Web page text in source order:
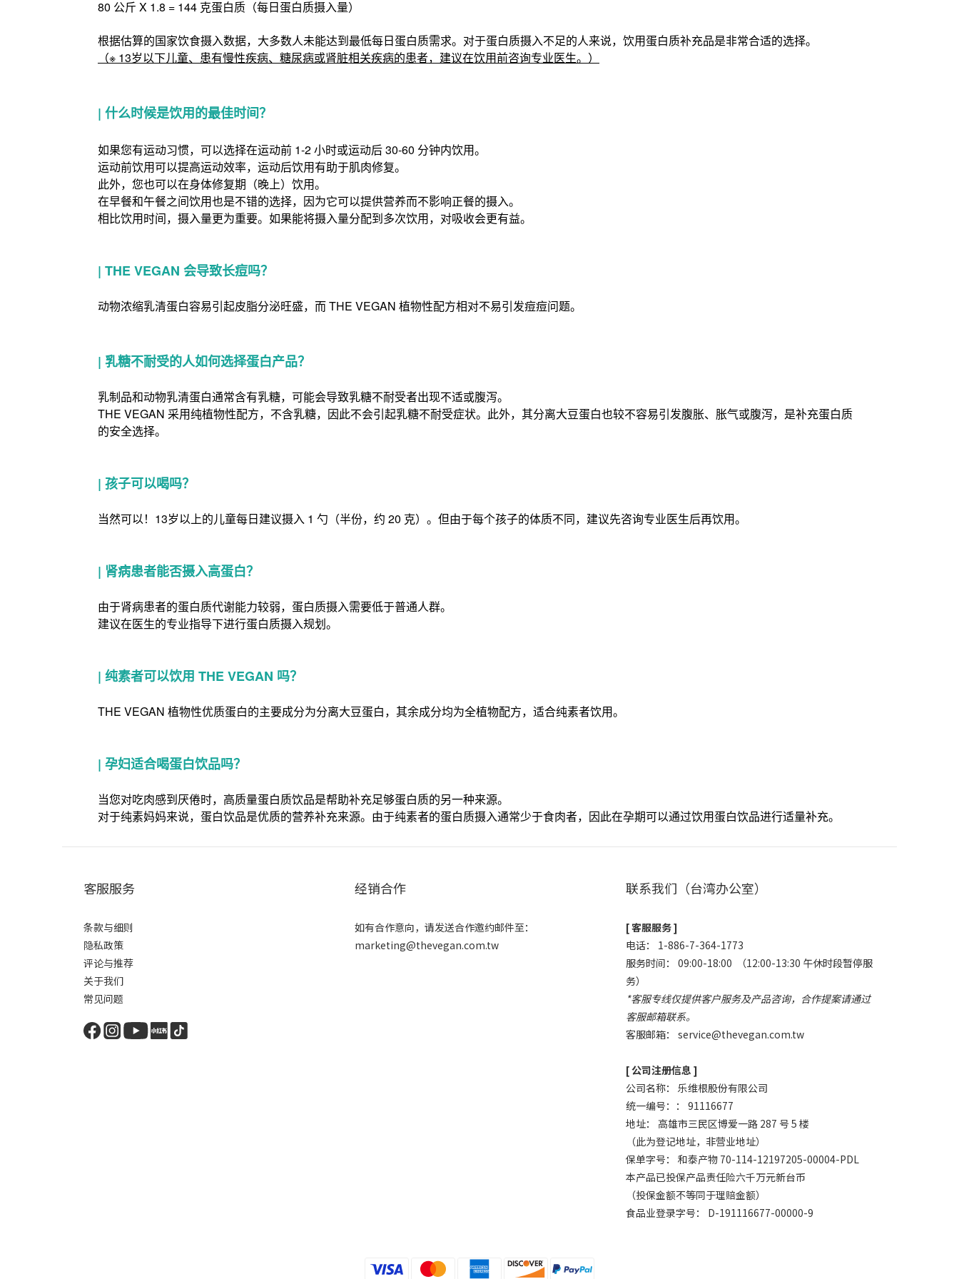
80 公斤 X 1.8 = 144 克蛋白质（每日蛋白质摄入量）
根据估算的国家饮食摄入数据，大多数人未能达到最低每日蛋白质需求。对于蛋白质摄入不足的人来说，饮用蛋白质补充品是非常合适的选择。
（※ 13岁以下儿童、患有慢性疾病、糖尿病或肾脏相关疾病的患者，建议在饮用前咨询专业医生。）
| 什么时候是饮用的最佳时间？
如果您有运动习惯，可以选择在运动前 1-2 小时或运动后 30-60 分钟内饮用。
运动前饮用可以提高运动效率，运动后饮用有助于肌肉修复。
此外，您也可以在身体修复期（晚上）饮用。
在早餐和午餐之间饮用也是不错的选择，因为它可以提供营养而不影响正餐的摄入。
相比饮用时间，摄入量更为重要。如果能将摄入量分配到多次饮用，对吸收会更有益。
| THE VEGAN 会导致长痘吗？
动物浓缩乳清蛋白容易引起皮脂分泌旺盛，而 THE VEGAN 植物性配方相对不易引发痘痘问题。
| 乳糖不耐受的人如何选择蛋白产品？
乳制品和动物乳清蛋白通常含有乳糖，可能会导致乳糖不耐受者出现不适或腹泻。
THE VEGAN 采用纯植物性配方，不含乳糖，因此不会引起乳糖不耐受症状。此外，其分离大豆蛋白也较不容易引发腹胀、胀气或腹泻，是补充蛋白质
的安全选择。
| 孩子可以喝吗？
当然可以！13岁以上的儿童每日建议摄入 1 勺（半份，约 20 克）。但由于每个孩子的体质不同，建议先咨询专业医生后再饮用。
| 肾病患者能否摄入高蛋白？
由于肾病患者的蛋白质代谢能力较弱，蛋白质摄入需要低于普通人群。
建议在医生的专业指导下进行蛋白质摄入规划。
| 纯素者可以饮用 THE VEGAN 吗？
THE VEGAN 植物性优质蛋白的主要成分为分离大豆蛋白，其余成分均为全植物配方，适合纯素者饮用。
| 孕妇适合喝蛋白饮品吗？
当您对吃肉感到厌倦时，高质量蛋白质饮品是帮助补充足够蛋白质的另一种来源。
对于纯素妈妈来说，蛋白饮品是优质的营养补充来源。由于纯素者的蛋白质摄入通常少于食肉者，因此在孕期可以通过饮用蛋白饮品进行适量补充。
客服服务
条款与细则
隐私政策
评论与推荐
关于我们
常见问题
经销合作
如有合作意向，请发送合作邀约邮件至：
marketing@thevegan.com.tw
联系我们（台湾办公室）
[ 客服服务 ]
电话： 1-886-7-364-1773
服务时间： 09:00-18:00 （12:00-13:30 午休时段暂停服
务）
*客服专线仅提供客户服务及产品咨询，合作提案请通过
客服邮箱联系。
客服邮箱： service@thevegan.com.tw
[ 公司注册信息 ]
公司名称： 乐维根股份有限公司
统一编号：： 91116677
地址： 高雄市三民区博爱一路 287 号 5 楼
（此为登记地址，非营业地址）
保单字号： 和泰产物 70-114-12197205-00004-PDL
本产品已投保产品责任险六千万元新台币
（投保金额不等同于理赔金额）
食品业登录字号： D-191116677-00000-9